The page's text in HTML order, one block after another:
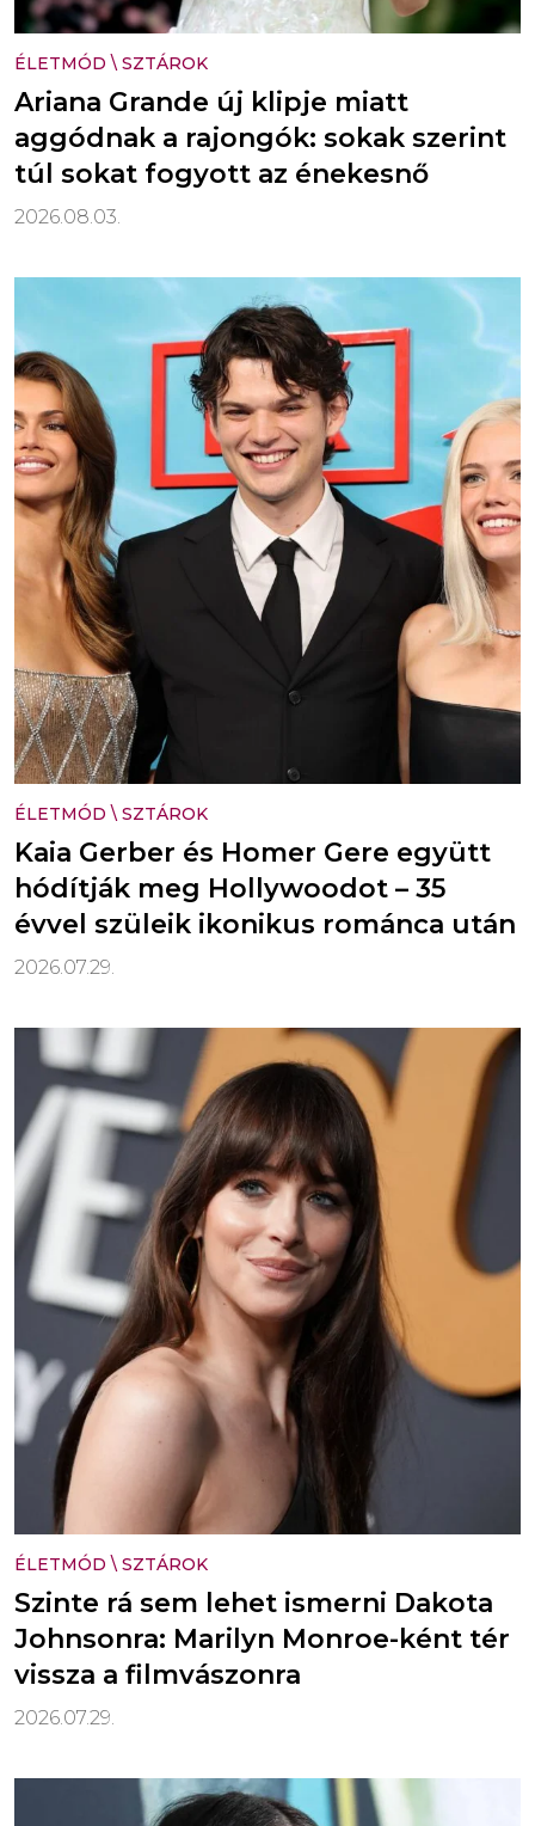
ÉLETMÓD \ SZTÁROK
Ariana Grande új klipje miatt
aggódnak a rajongók: sokak szerint
túl sokat fogyott az énekesnő
2026.08.03.
ÉLETMÓD \ SZTÁROK
Kaia Gerber és Homer Gere együtt
hódítják meg Hollywoodot – 35
évvel szüleik ikonikus románca után
2026.07.29.
ÉLETMÓD \ SZTÁROK
Szinte rá sem lehet ismerni Dakota
Johnsonra: Marilyn Monroe-ként tér
vissza a filmvászonra
2026.07.29.